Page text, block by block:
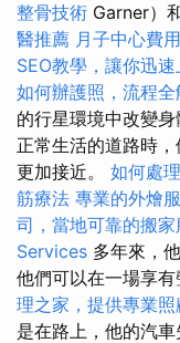
整骨技術 Garner）
醫推薦 月子中心費
SEO教學，讓你迅
如何辦護照，流程全
的行星環境中改變
正常生活的道路時
更加接近。 如何處
筋療法 專業的外燴
司，當地可靠的搬
Services 多年來，
他們可以在一場享
理之家，提供專業照
是在路上，他的汽車